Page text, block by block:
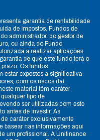
garantia de rentabilidade
de impostos. Fundos de
administrador, do gestor de
ou ainda do Fundo
a realizar aplicações
de que este fundo terá o
Os fundos
estar expostos a significativa
com os riscos daí
material têm caráter
tipo de
ser utilizadas com este
antes de investir. As
caráter exclusivamente
basear nas informações aqui
um profissional. A Unifinance